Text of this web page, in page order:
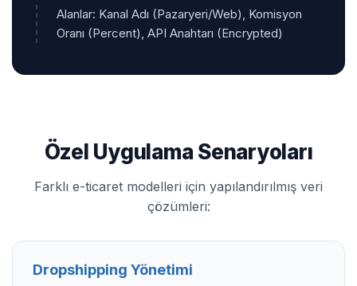
Alanlar: Kanal Adı (Pazaryeri/Web), Komisyon
Oranı (Percent), API Anahtarı (Encrypted)
Özel Uygulama Senaryoları
Farklı e-ticaret modelleri için yapılandırılmış veri
çözümleri:
Dropshipping Yönetimi